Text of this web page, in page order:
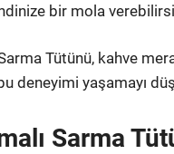
bir mola
Tütünü, kahve
deneyimi yaşamayı
Sarma